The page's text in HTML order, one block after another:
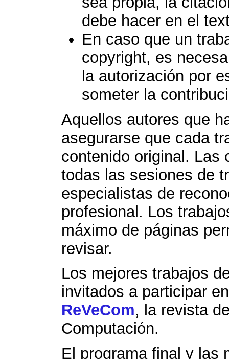
debe hacer en el
En caso que un
copyright, es
la autorización por
someter la
Aquellos autores que
asegurarse que cada
contenido original. Las
todas las sesiones de
especialistas de
profesional. Los
máximo de páginas
revisar.
Los mejores trabajos
invitados a participar
ReVeCom, la revista
Computación.
El programa final y las